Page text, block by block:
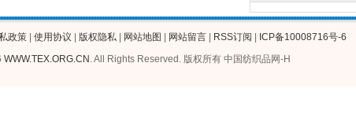
政策| 使用协议 版权隐私| 网站地图 网站留言| RSS订阅
ICP备10008716号-6
WWW.TEX.ORG.CN . All Rights Reserved. 版权所有 中国纺织品网-H